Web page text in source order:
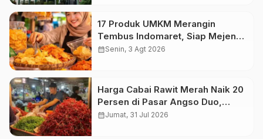
17 Produk UMKM Merangin
Tembus Indomaret, Siap Mejeng
di Ribuan Gerai
calendar_monthSenin, 3 Agt 2026
Harga Cabai Rawit Merah Naik 20
Persen di Pasar Angso Duo,
Cabai Merah Justru Anjlok 25
calendar_monthJumat, 31 Jul 2026